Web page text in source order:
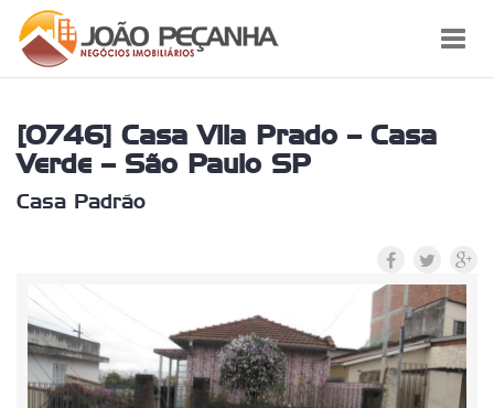
[0746] Casa Vila Prado – Casa
Verde – São Paulo SP
Casa Padrão